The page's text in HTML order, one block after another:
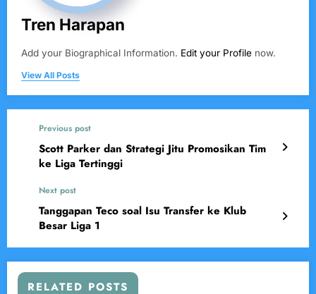
Tren Harapan
Add your Biographical Information. Edit your Profile now.
View All Posts
Previous post
Scott Parker dan Strategi Jitu Promosikan Tim
ke Liga Tertinggi
Next post
Tanggapan Teco soal Isu Transfer ke Klub
Besar Liga 1
RELATED POSTS